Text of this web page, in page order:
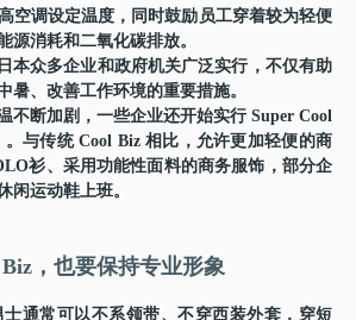
空调设定温度，同时鼓励员工穿着较为轻便
源消耗和二氧化碳排放。
本众多企业和政府机关广泛实行，不仅有助
暑、改善工作环境的重要措施。
不断加剧，一些企业还开始实行 Super Cool
。与传统 Cool Biz 相比，允许更加轻便的商
衫、采用功能性面料的商务服饰，部分企
闲运动鞋上班。
，也要保持专业形象
通常可以不系领带、不穿西装外套，穿短